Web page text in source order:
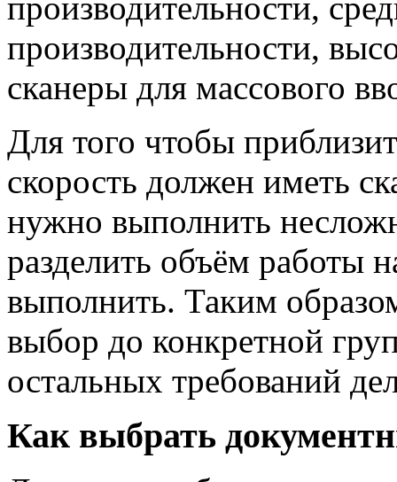
производительности,
сканеры для массового
Для того чтобы
скорость должен иметь
нужно выполнить
разделить объём работы
выполнить. Таким
выбор до конкретной
остальных требований
Как выбрать